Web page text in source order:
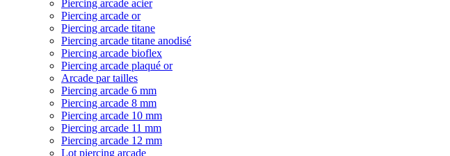
Piercing arcade acier
Piercing arcade or
Piercing arcade titane
Piercing arcade titane anodisé
Piercing arcade bioflex
Piercing arcade plaqué or
Arcade par tailles
Piercing arcade 6 mm
Piercing arcade 8 mm
Piercing arcade 10 mm
Piercing arcade 11 mm
Piercing arcade 12 mm
Lot piercing arcade